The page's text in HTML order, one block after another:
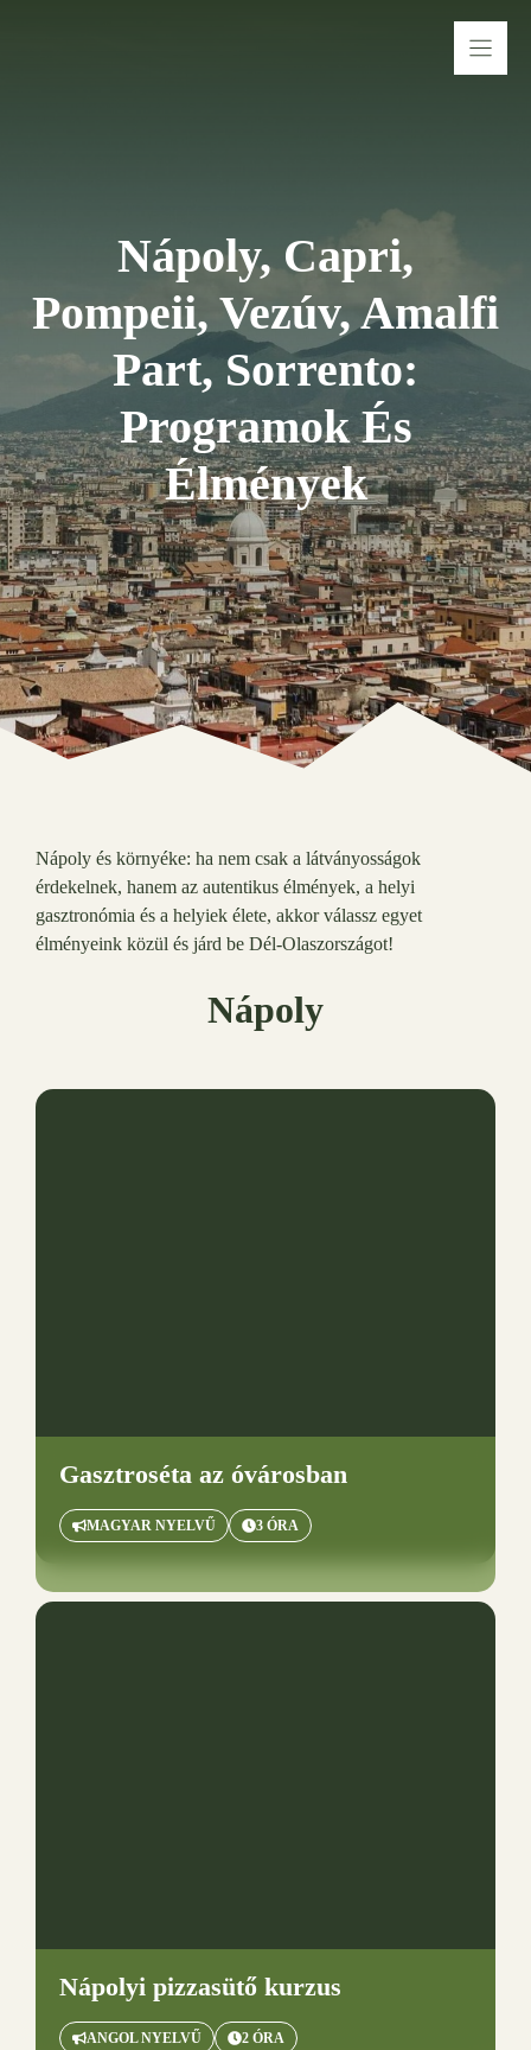
Nápoly, Capri,
Pompeii, Vezúv, Amalfi
Part, Sorrento:
Programok És
Élmények
Nápoly és környéke: ha nem csak a látványosságok
érdekelnek, hanem az autentikus élmények, a helyi
gasztronómia és a helyiek élete, akkor válassz egyet
élményeink közül és járd be Dél-Olaszországot!
Nápoly
Gasztroséta az óvárosban
MAGYAR NYELVŰ 3 ÓRA
Nápolyi pizzasütő kurzus
ANGOL NYELVŰ 2 ÓRA